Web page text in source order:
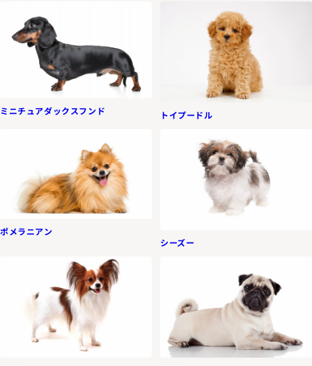
ミニチュアダックスフンド トイプードル
ポメラニアン
シーズー